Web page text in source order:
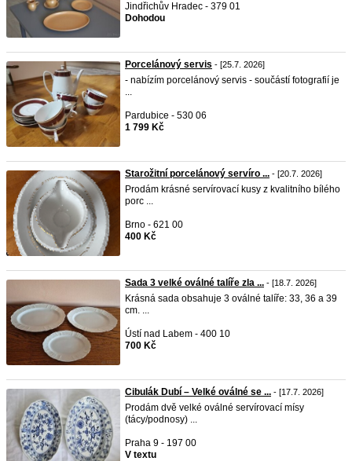
Jindřichův Hradec - 379 01
Dohodou
Porcelánový servis - [25.7. 2026]
- nabízím porcelánový servis - součástí fotografií je
...
Pardubice - 530 06
1 799 Kč
Starožitní porcelánový servíro ... - [20.7. 2026]
Prodám krásné servírovací kusy z kvalitního bílého
porc ...
Brno - 621 00
400 Kč
Sada 3 velké oválné talíře zla ... - [18.7. 2026]
Krásná sada obsahuje 3 oválné talíře: 33, 36 a 39
cm. ...
Ústí nad Labem - 400 10
700 Kč
Cibulák Dubí – Velké oválné se ... - [17.7. 2026]
Prodám dvě velké oválné servírovací mísy
(tácy/podnosy) ...
Praha 9 - 197 00
V textu